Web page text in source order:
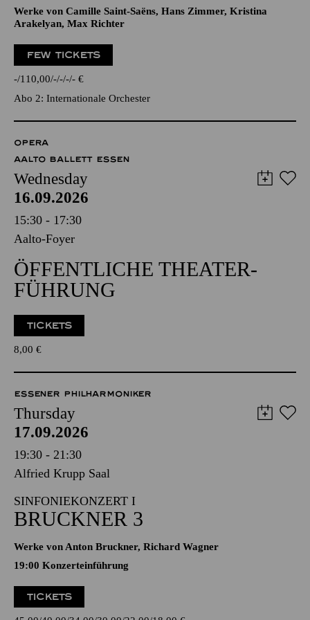
Werke von Camille Saint-Saëns, Hans Zimmer, Kristina
Arakelyan, Max Richter
FEW TICKETS
- 110,00 - - - - €
Abo 2: Internationale Orchester
OPERA
AALTO BALLETT ESSEN
Wednesday
16.09.2026
15:30 - 17:30
Aalto-Foyer
ÖFFENTLICHE THEATER­
FÜHRUNG
TICKETS
8,00 €
ESSENER PHILHARMONIKER
Thursday
17.09.2026
19:30 - 21:30
Alfried Krupp Saal
SINFONIEKONZERT I
BRUCKNER 3
Werke von Anton Bruckner, Richard Wagner
19:00 Konzerteinführung
TICKETS